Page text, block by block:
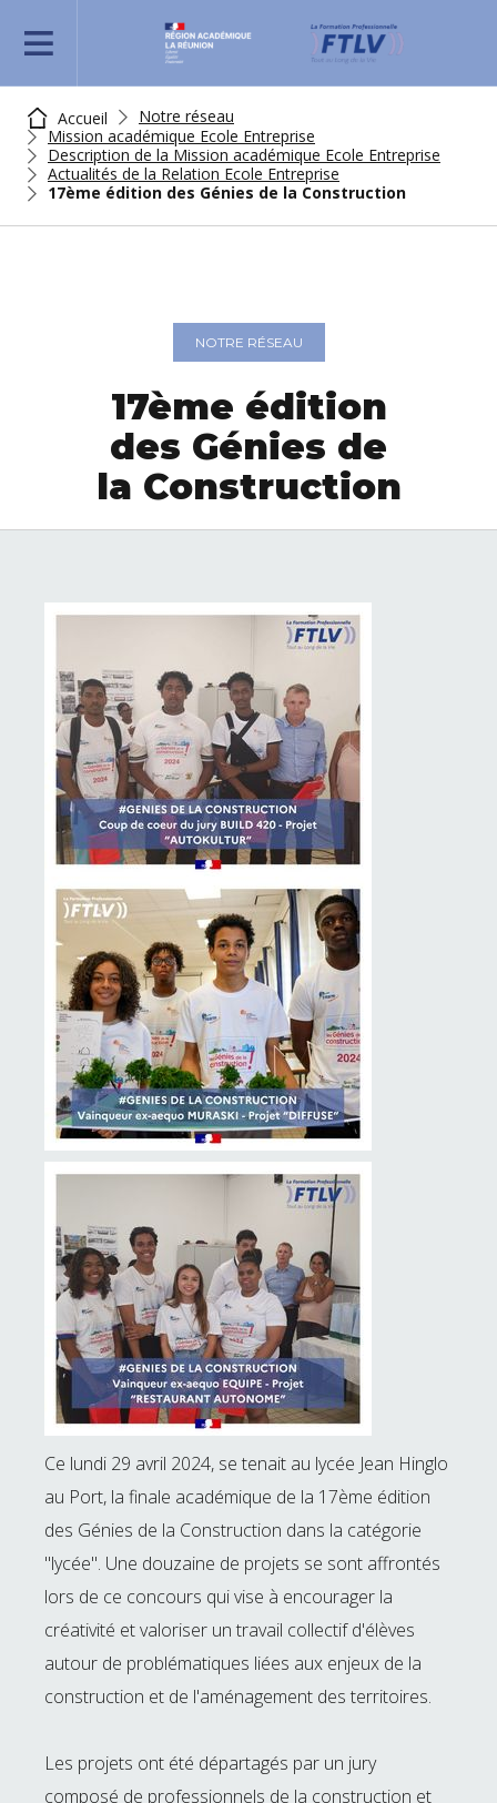
REJOIGNEZ-NOUS
Accueil
Notre réseau
Mission académique Ecole Entreprise
Description de la Mission académique Ecole Entreprise
Actualités de la Relation Ecole Entreprise
17ème édition des Génies de la Construction
NOTRE RÉSEAU
17ème édition
des Génies de
la Construction
Ce lundi 29 avril 2024, se tenait au lycée Jean Hinglo
au Port, la finale académique de la 17ème édition
des Génies de la Construction dans la catégorie
"lycée". Une douzaine de projets se sont affrontés
lors de ce concours qui vise à encourager la
créativité et valoriser un travail collectif d'élèves
autour de problématiques liées aux enjeux de la
construction et de l'aménagement des territoires.
Les projets ont été départagés par un jury
composé de professionnels de la construction et